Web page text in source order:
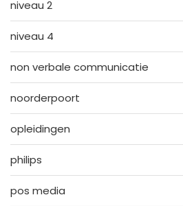
niveau 2
niveau 4
non verbale communicatie
noorderpoort
opleidingen
philips
pos media